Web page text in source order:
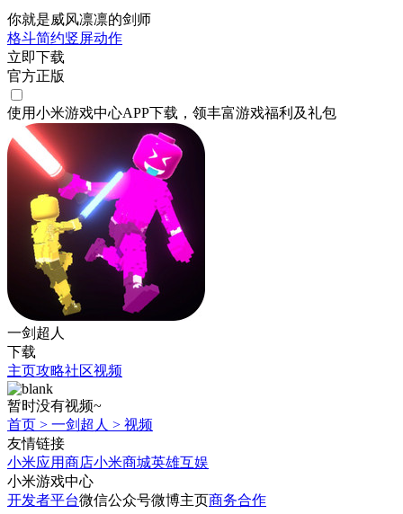
你就是威风凛凛的剑师
格斗简约竖屏动作
立即下载
官方正版
使用小米游戏中心APP下载 ，领丰富游戏福利 及礼包
一剑超人
下载
主页攻略社区视频
暂时没有视频~
首页 > 一剑超人 > 视频
友情链接
小米应用商店小米商城英雄互娱
小米游戏中心
开发者平台微信公众号微博主页商务合作